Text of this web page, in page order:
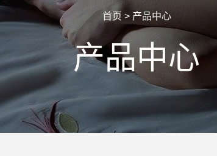
首页 > 产品中心
产品中心